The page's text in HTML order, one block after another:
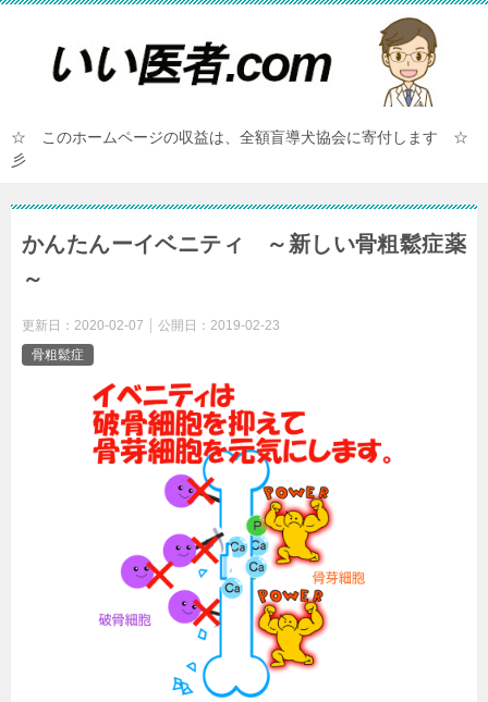
☆ このホームページの収益は、全額盲導犬協会に寄付します ☆
彡
かんたんーイベニティ ～新しい骨粗鬆症薬
～
更新日： 2020-02-07 公開日： 2019-02-23
骨粗鬆症